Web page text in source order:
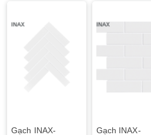
Gạch INAX-
Gạch INAX-